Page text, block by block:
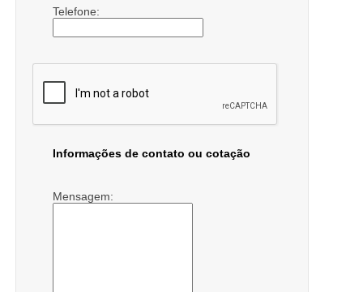
Telefone:
Informações de contato ou cotação
Mensagem: